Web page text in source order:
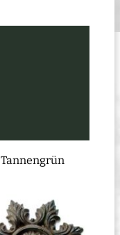
Tannengrün